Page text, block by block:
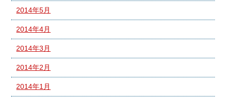
2014年5月
2014年4月
2014年3月
2014年2月
2014年1月